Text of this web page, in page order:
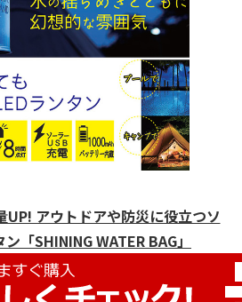
UP! アウトドアや防災に役立つソ
「SHINING WATER BAG」